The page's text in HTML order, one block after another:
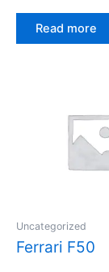
Read more
Uncategorized
Ferrari F50